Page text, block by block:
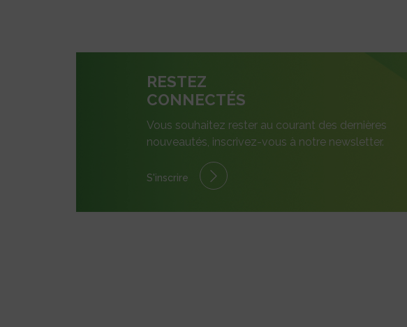
RESTEZ
CONNECTÉS
Vous souhaitez rester au courant des dernières
nouveautés, inscrivez-vous à notre newsletter.
S'inscrire